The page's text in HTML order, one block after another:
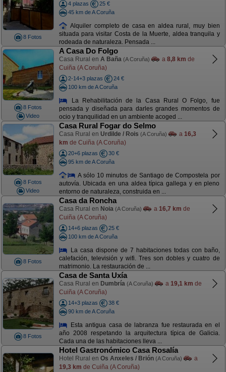
8 Fotos
4 plazas
25 €
45 km de A Coruña
Alquiler completo de casa en aldea rural, muy bien
situada para visitar Costa de la Muerte, aldea tranquila y
rodeada de naturaleza. Pensada ...
8 Fotos
Video
A Casa Do Folgo
Casa Rural en A Baña (A Coruña) a 8,8 km de
Cuiña (A Coruña)
2-14+3 plazas
24 €
100 km de A Coruña
La Rehabilitación de la Casa Rural O Folgo, fue
pensada y diseñada para darles grandes momentos de
ocio y tranquilidad en un ambiente acoged ...
8 Fotos
Video
Casa Rural Fogar do Selmo
Casa Rural en Urdilde / Rois (A Coruña) a 16,3
km de Cuiña (A Coruña)
20+6 plazas
30 €
95 km de A Coruña
A sólo 10 minutos de Santiago de Compostela por
autovía. Ubicada en una aldea típica gallega y en pleno
entorno de naturaleza, construida en ...
8 Fotos
Casa da Roncha
Casa Rural en Noia (A Coruña) a 16,7 km de
Cuiña (A Coruña)
14+6 plazas
25 €
100 km de A Coruña
La casa dispone de 7 habitaciones todas con baño,
calefación, televisión y wifi. Tres son dobles y cuatro de
matrimonio. La restauración de ...
8 Fotos
Casa de Santa Uxía
Casa Rural en Dumbría (A Coruña) a 19,1 km de
Cuiña (A Coruña)
14+3 plazas
38 €
90 km de A Coruña
Esta antigua casa de labranza fue restaurada en el
año 2008 respetando la arquitectura típica de Galicia.
Cada una de las habitaciones lleva ...
Hotel Gastronómico Casa Rosalía
Hotel Rural en Os Anxeles / Brión (A Coruña)
a
19,3 km de Cuiña (A Coruña)